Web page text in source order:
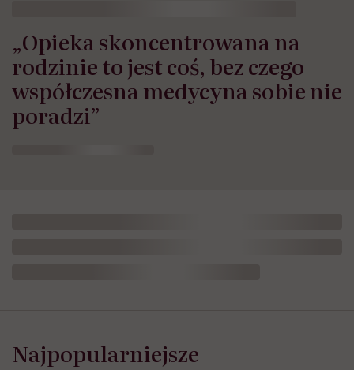
„Opieka skoncentrowana na
rodzinie to jest coś, bez czego
współczesna medycyna sobie nie
poradzi”
Najpopularniejsze